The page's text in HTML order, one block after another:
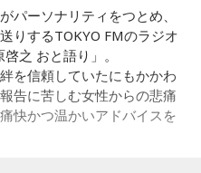
ま去って、自分から捨てる
。
ね！
お酒を飲めるならビールも
そうさん！」とか言って
ローワーク、税関など、日
ぞれの専門性を活かしなが
ちなみに、人材確保対策室
務員という仕事の魅力を発
保するための仕事を担当し
パーソナリティをつとめ、
りするTOKYO FMのラジオ
之 おと語り」。
を信頼していたにもかかわ
告に苦しむ女性からの悲痛
快かつ温かいアドバイスを